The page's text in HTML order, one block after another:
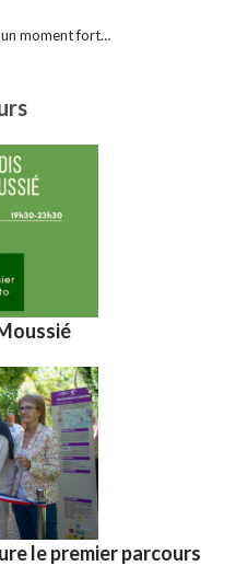
un moment fort…
le premier parcours